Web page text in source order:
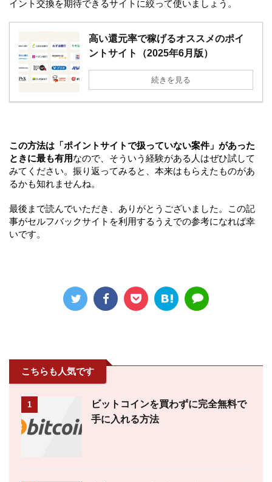
イント交換を期待できるサイトに絞って使いましょう。
高い還元率で稼げるオススメのポイ
ントサイト（2025年6月版）
続きを見る
この方法は「ポイントサイトで扱っていない案件」があった
ときに最も有用なので、そういう経験がある人はぜひ試して
みてください。振り返ってみると、本来はもらえたものがあ
るかも知れませんね。
最後まで読んでいただき、ありがとうございました。この記
事がセルフバックサイトを利用するうえでの参考になれば幸
いです。
こちらも人気です
1
ビットコインを買わずに完全無料で
手に入れる方法